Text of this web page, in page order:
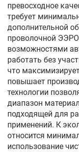
превосходное
требует
дополнительной
проволочной
возможностями
работать без
что
повышает
технологии
диапазон
подходящей для
применений. К
относится
использование